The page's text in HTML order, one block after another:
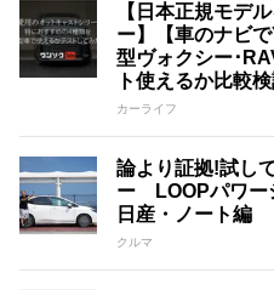
【日本正規モデ
ー】【車のナビ
型ヴォクシー･
ト使えるか比較
カーライフ
論より証拠!試し
ー LOOPパワー
日産・ノート編
クルマ